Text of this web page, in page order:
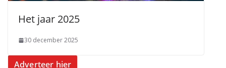
Het jaar 2025
30 december 2025
Adverteer hier